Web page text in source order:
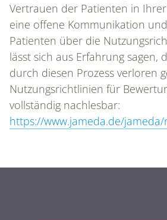
SOCIAL MEDIA
BLOG
Vertrauen der Patienten in
eine offene Kommunikation
Patienten über die
lässt sich aus Erfahrung sagen,
durch diesen Prozess verloren
Nutzungsrichtlinien für
vollständig nachlesbar:
https://www.jameda.de/